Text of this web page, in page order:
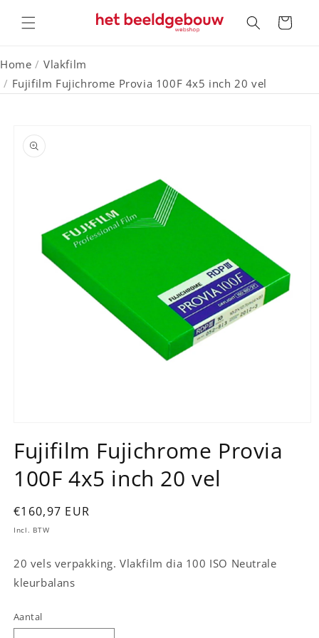
naar de
content
Winkelwagen
Home / Vlakfilm
/ Fujifilm Fujichrome Provia 100F 4x5 inch 20 vel
direct naar
openen
in
modaal
Fujifilm Fujichrome Provia
100F 4x5 inch 20 vel
Normale
prijs
€160,97 EUR
Incl. BTW
20 vels verpakking. Vlakfilm dia 100 ISO Neutrale
kleurbalans
Aantal
Aantal